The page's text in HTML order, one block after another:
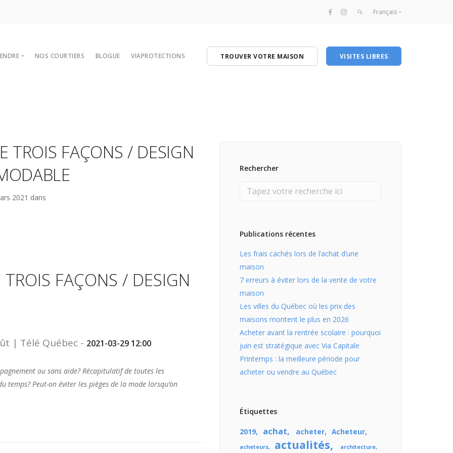
Français
NOS COURTIERS BLOGUE VIAPROTECTIONS TROUVER VOTRE MAISON VISITES LIBRES
TROIS FAÇONS / DESIGN
2021 dans
FAÇONS / DESIGN
| Télé Québec - 2021-03-29 12:00
ou sans aide? Récapitulatif de toutes les
temps? Peut-on éviter les pièges de la mode lorsqu’on
Rechercher
Publications récentes
Les frais cachés lors de l’achat d’une
maison
7 erreurs à éviter lors de la vente de votre
maison
Les villes du Québec où les prix des
maisons montent le plus en 2026
Acheter avant la rentrée scolaire : pourquoi
juin est stratégique avec Via Capitale
Printemps : la meilleure période pour
acheter ou vendre au Québec
Étiquettes
2019 achat acheter Acheteur
acheteurs actualités
architecture